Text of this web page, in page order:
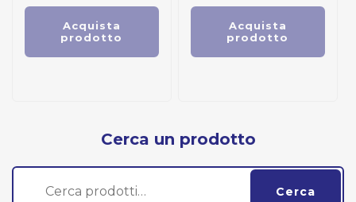
Acquista
prodotto
Acquista
prodotto
Cerca un prodotto
Cerca:
Cerca